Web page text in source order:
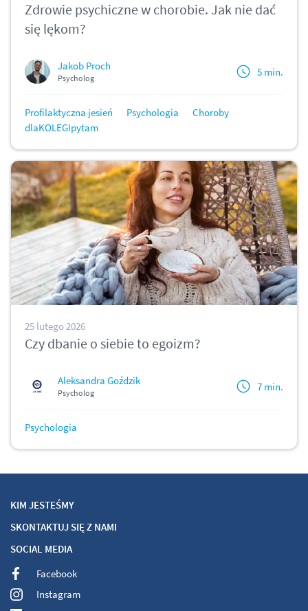
Zdrowie psychiczne w chorobie. Jak nie dać
się lękom?
Jakob Proch
Psycholog 5 min.
Profilaktyczna jesień Psychologia
Choroby
dlaKOLEGIpytam
25 lutego 2026
Czy dbanie o siebie to egoizm?
Aleksandra Goździk
Psycholog 7 min.
Psychologia
KIM JESTEŚMY
SKONTAKTUJ SIĘ Z NAMI
SOCIAL MEDIA
Facebook
Instagram